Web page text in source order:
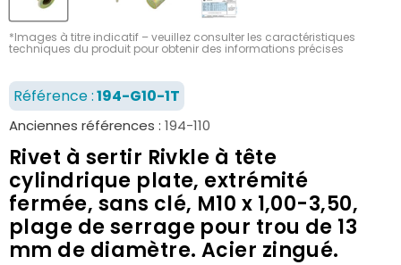
*Images à titre indicatif – veuillez consulter les caractéristiques
techniques du produit pour obtenir des informations précises
Référence :194-G10-1T
Anciennes références : 194-110
Rivet à sertir Rivkle à tête
cylindrique plate, extrémité
fermée, sans clé, M10 x 1,00-3,50,
plage de serrage pour trou de 13
mm de diamètre. Acier zingué.